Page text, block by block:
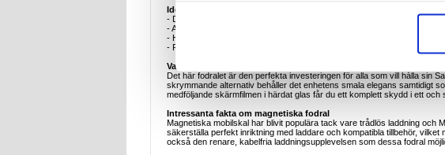
Ideala användningsscenarier
- Daglig pendling där stötar och repor är vanliga.
- Affärsmöten eller avslappnade miljöer där ett slimmat, elegant fodral
- Hem- eller kontorsmiljöer där frekvent laddning med MagSafe-tillbehör
- Resesituationer där extra skärmskydd ger sinnesfrid.
Varför det här fodralet är ett perfekt köp
Det här fodralet är den perfekta investeringen för alla som vill hålla sin
skrymmande alternativ behåller det enhetens smala elegans samtidigt
medföljande skärmfilmen i härdat glas får du ett komplett skydd i ett och
Intressanta fakta om magnetiska fodral
Magnetiska mobilskal har blivit populära tack vare trådlös laddning
säkerställa perfekt inriktning med laddare och kompatibla tillbehör,
också den renare, kabelfria laddningsupplevelsen som dessa fodral